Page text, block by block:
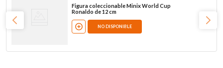
Figura coleccionable Minix World Cup
Ronaldo de 12 cm
NO DISPONIBLE